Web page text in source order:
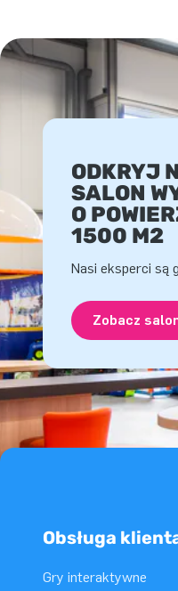
ODKRYJ
SALON
O
1500 M2
Nasi eksperci są
Zobacz
Obsługa
Gry interaktywne